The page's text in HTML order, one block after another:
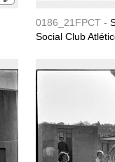
0186_21FPCT -
Social Club